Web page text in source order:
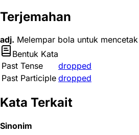
Terjemahan
adj. Melempar bola untuk
Bentuk Kata
Past Tense
dropped
Past Participle dropped
Kata Terkait
Sinonim